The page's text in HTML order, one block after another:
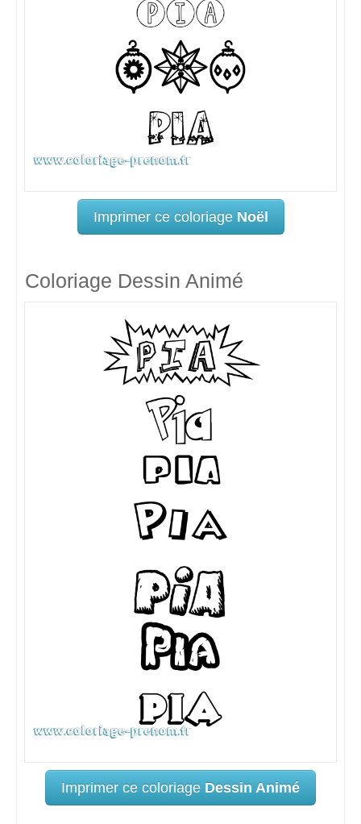
Imprimer ce coloriage Noël
Coloriage Dessin Animé
Imprimer ce coloriage Dessin Animé